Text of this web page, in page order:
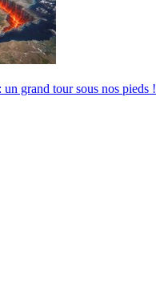
grand tour sous nos pieds !